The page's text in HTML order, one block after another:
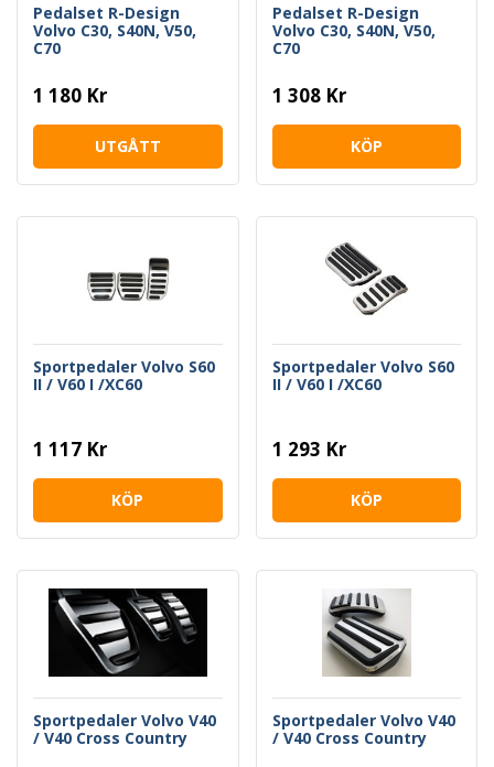
Pedalset R-Design
Volvo C30, S40N, V50,
C70
1 180 Kr
UTGÅTT
Pedalset R-Design
Volvo C30, S40N, V50,
C70
1 308 Kr
KÖP
Sportpedaler Volvo S60
II / V60 I /XC60
1 117 Kr
KÖP
Sportpedaler Volvo S60
II / V60 I /XC60
1 293 Kr
KÖP
Sportpedaler Volvo V40
/ V40 Cross Country
Sportpedaler Volvo V40
/ V40 Cross Country